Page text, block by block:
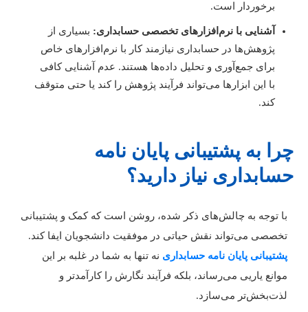
برخوردار است.
آشنایی با نرم‌افزارهای تخصصی حسابداری:بسیاری از
پژوهش‌ها در حسابداری نیازمند کار با نرم‌افزارهای خاص
برای جمع‌آوری و تحلیل داده‌ها هستند. عدم آشنایی کافی
با این ابزارها می‌تواند فرآیند پژوهش را کند یا حتی متوقف
به پشتیبانی پایان نامه
نیاز دارید؟
توجه به چالش‌های ذکر شده، روشن است که کمک و پشتیبانی
می‌تواند نقش حیاتی در موفقیت دانشجویان ایفا کند.
پایان نامه حسابدارینه تنها به شما در غلبه بر این
یاریی می‌رساند، بلکه فرآیند نگارش را کارآمدتر و
می‌سازد.